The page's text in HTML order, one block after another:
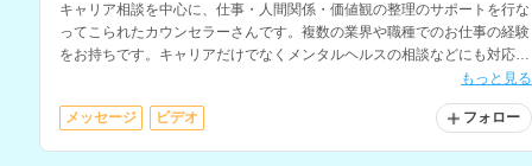
キャリア相談を中心に、仕事・人間関係・価値観の整理のサポートを行な
ってこられたカウンセラーさんです。複数の業界や職種でのお仕事の経験
をお持ちです。キャリアだけでなくメンタルヘルスの相談などにも対応さ
もっと見る
メッセージ ビデオ フォロー